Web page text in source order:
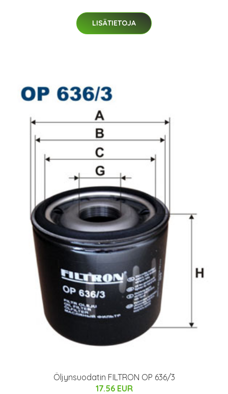
LISÄTIETOJA
Öljynsuodatin FILTRON OP 636/3
17.56 EUR